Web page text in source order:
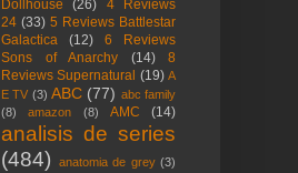
Dollhouse
(26)
4 Reviews
24 (33) 5 Reviews Battlestar
Galactica
(12)
6 Reviews
Sons of Anarchy
(14)
8
Reviews Supernatural (19) A
E TV (3) ABC (77) abc family
(8)
amazon (8) AMC (14)
analisis de series
(484)
anatomia de grey (3)